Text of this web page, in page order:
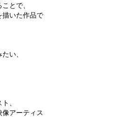
とで、
描いた作品で
い、
、
アーティス